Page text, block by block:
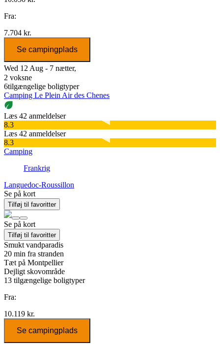
Fra:
7.704 kr.
Se campingplads
Wed 12 Aug - 7 nætter,
2 voksne
6tilgængelige boligtyper
Camping Le Plein Air des Chenes
Læs 42 anmeldelser
8.3
Læs 42 anmeldelser
8.3
Camping
Frankrig
Languedoc-Roussillon
Se på kort
Tilføj til favoritter
Se på kort
Tilføj til favoritter
Smukt vandparadis
20 min fra stranden
Tæt på Montpellier
Dejligt skovområde
13 tilgængelige boligtyper
Fra:
10.119 kr.
Se campingplads